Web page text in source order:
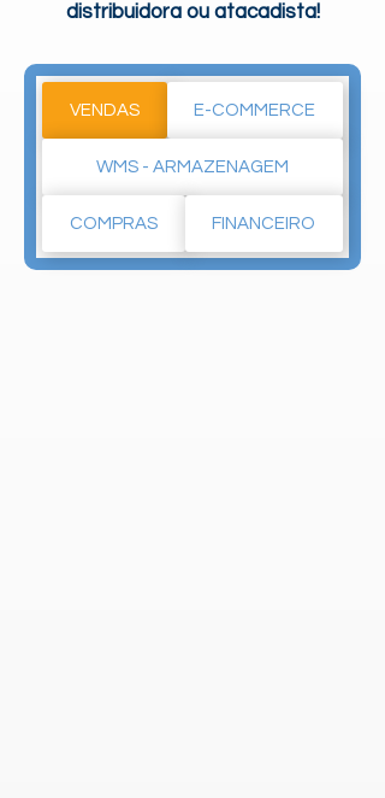
distribuidora ou atacadista!
VENDAS E-COMMERCE
WMS - ARMAZENAGEM
COMPRAS FINANCEIRO